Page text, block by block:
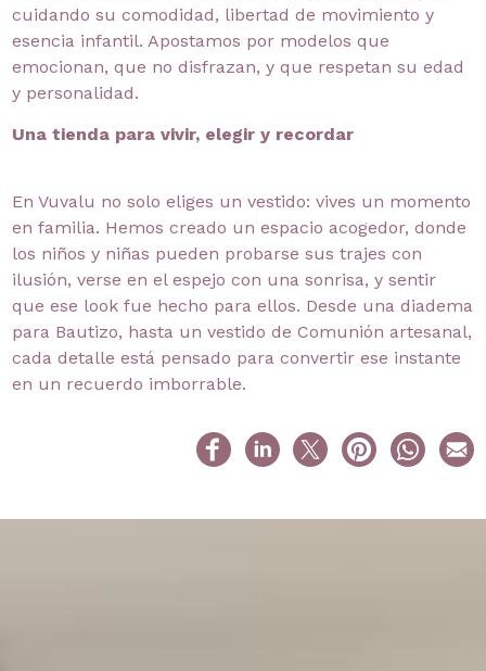
cuidando su comodidad, libertad de movimiento y
esencia infantil. Apostamos por modelos que
emocionan, que no disfrazan, y que respetan su edad
y personalidad.
Una tienda para vivir, elegir y recordar
En Vuvalu no solo eliges un vestido: vives un momento
en familia. Hemos creado un espacio acogedor, donde
los niños y niñas pueden probarse sus trajes con
ilusión, verse en el espejo con una sonrisa, y sentir
que ese look fue hecho para ellos. Desde una diadema
para Bautizo, hasta un vestido de Comunión artesanal,
cada detalle está pensado para convertir ese instante
en un recuerdo imborrable.